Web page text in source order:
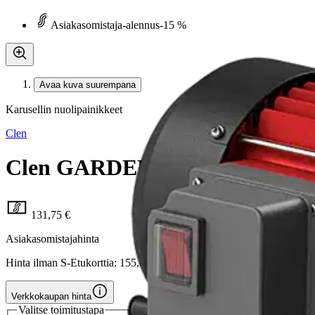
Asiakasomistaja-alennus-15 %
Avaa kuva suurempana
Karusellin nuolipainikkeet
Clen
Clen GARDEN 800
131,75 €
Asiakasomistajahinta
Hinta ilman S-Etukorttia: 155,00 €
Verkkokaupan hinta
Valitse toimitustapa